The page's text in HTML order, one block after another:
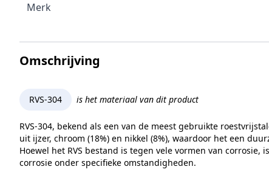
Merk
Omschrijving
RVS-304 is het materiaal van dit product
RVS-304, bekend als een van de meest gebruikte
uit ijzer, chroom (18%) en nikkel (8%), waardoor het een
Hoewel het RVS bestand is tegen vele vormen van
corrosie onder specifieke omstandigheden.